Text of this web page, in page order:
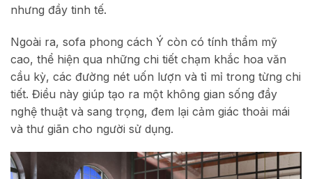
nhưng đầy tinh tế.
Ngoài ra, sofa phong cách Ý còn có tính thẩm mỹ
cao, thể hiện qua những chi tiết chạm khắc hoa văn
cầu kỳ, các đường nét uốn lượn và tỉ mỉ trong từng chi
tiết. Điều này giúp tạo ra một không gian sống đầy
nghệ thuật và sang trọng, đem lại cảm giác thoải mái
và thư giãn cho người sử dụng.